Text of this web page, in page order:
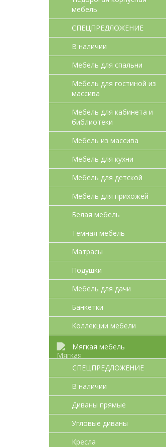
мебель
СПЕЦПРЕДЛОЖЕНИЕ
В наличии
Мебель для спальни
Мебель для гостиной из
массива
Мебель для кабинета и
библиотеки
Мебель из массива
Мебель для кухни
Мебель для детcкой
Мебель для прихожей
Белая мебель
Темная мебель
Матрасы
Подушки
Мебель для дачи
Банкетки
Коллекции мебели
Мягкая мебель
СПЕЦПРЕДЛОЖЕНИЕ
В наличии
Диваны прямые
Угловые диваны
Кресла